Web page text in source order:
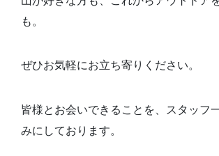
も。
ぜひお気軽にお立ち寄りください。
皆様とお会いできることを、スタッフ
みにしております。